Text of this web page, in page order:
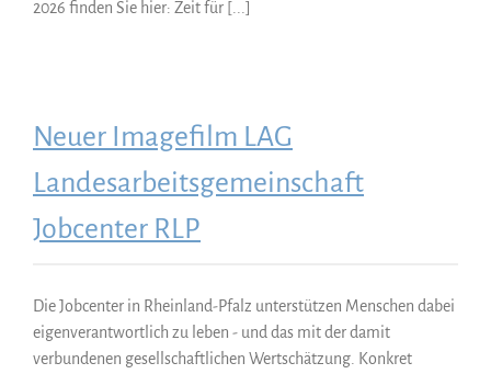
2026 finden Sie hier: Zeit für [...]
Neuer Imagefilm LAG
Landesarbeitsgemeinschaft
Jobcenter RLP
Die Jobcenter in Rheinland-Pfalz unterstützen Menschen dabei
eigenverantwortlich zu leben - und das mit der damit
verbundenen gesellschaftlichen Wertschätzung. Konkret